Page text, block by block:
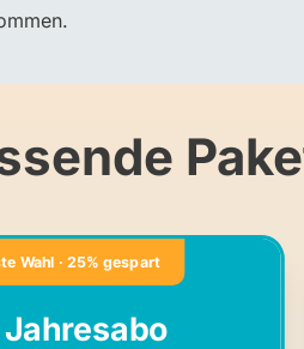
Wahl · 25% gespart